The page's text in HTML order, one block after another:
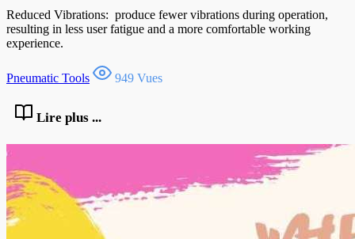
Reduced Vibrations: produce fewer vibrations during operation,
resulting in less user fatigue and a more comfortable working
experience.
Pneumatic Tools 949 Vues
Lire plus ...